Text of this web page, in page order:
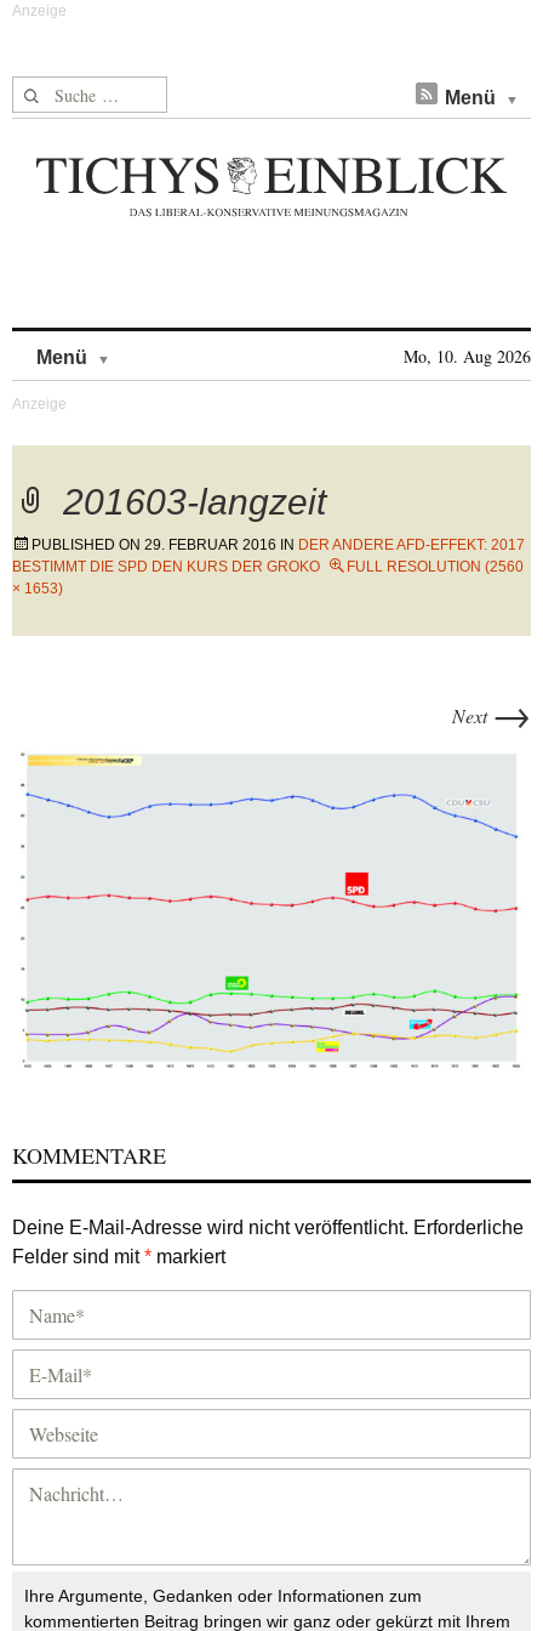
Suche nach: Menü
Menü Mo, 10. Aug 2026
201603-langzeit
PUBLISHED ON 29. FEBRUAR 2016 IN DER ANDERE AFD-EFFEKT: 2017
BESTIMMT DIE SPD DEN KURS DER GROKO
FULL RESOLUTION (2560
× 1653)
Next →
KOMMENTARE
Deine E-Mail-Adresse wird nicht veröffentlicht. Erforderliche
Felder sind mit* markiert
Ihre Argumente, Gedanken oder Informationen zum
kommentierten Beitrag bringen wir ganz oder gekürzt mit Ihrem